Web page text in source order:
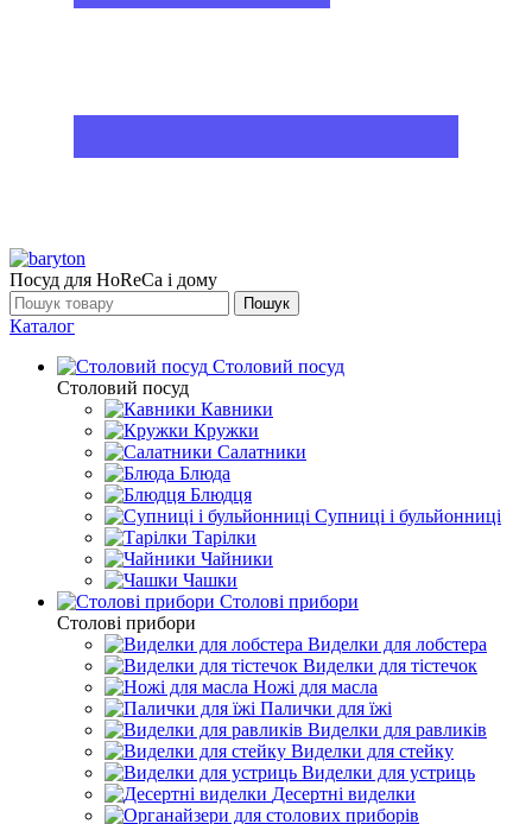
Посуд для HoReCa і дому
Пошук
Каталог
Столовий посуд
Столовий посуд
Кавники
Кружки
Салатники
Блюда
Блюдця
Супниці і бульйонниці
Тарілки
Чайники
Чашки
Столові прибори
Столові прибори
Виделки для лобстера
Виделки для тістечок
Ножі для масла
Палички для їжі
Виделки для равликів
Виделки для стейку
Виделки для устриць
Десертні виделки